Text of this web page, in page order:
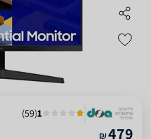
1
(
59
)
₪479